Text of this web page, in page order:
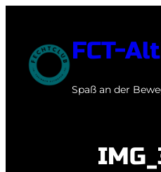
springen
FCT-
Spaß an der